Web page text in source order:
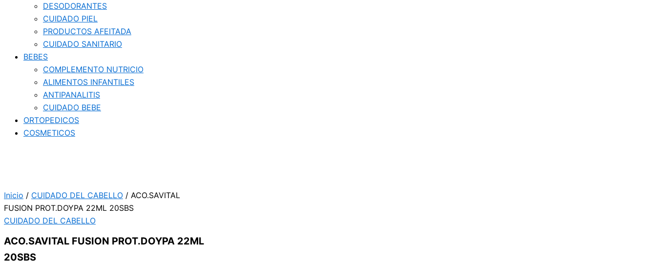
DESODORANTES
CUIDADO PIEL
PRODUCTOS AFEITADA
CUIDADO SANITARIO
BEBES
COMPLEMENTO NUTRICIO
ALIMENTOS INFANTILES
ANTIPANALITIS
CUIDADO BEBE
ORTOPEDICOS
COSMETICOS
Inicio / CUIDADO DEL CABELLO / ACO.SAVITAL
FUSION PROT.DOYPA 22ML 20SBS
CUIDADO DEL CABELLO
ACO.SAVITAL FUSION PROT.DOYPA 22ML
20SBS